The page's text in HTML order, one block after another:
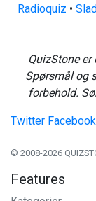
Radioquiz •
QuizStone
Spørsmål og
forbehold.
Twitter Facebook
© 2008-2026
Features